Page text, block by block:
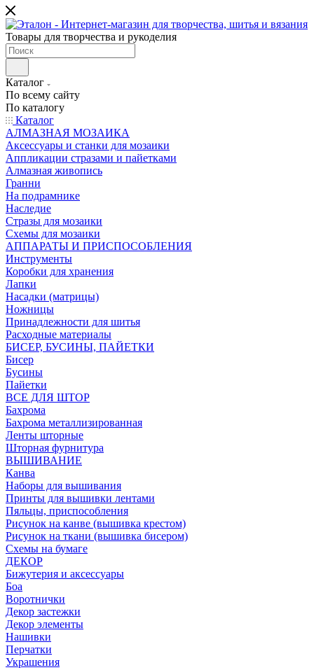
Товары для творчества и рукоделия
Каталог
По всему сайту
По каталогу
Каталог
АЛМАЗНАЯ МОЗАИКА
Аксессуары и станки для мозаики
Аппликации стразами и пайетками
Алмазная живопись
Гранни
На подрамнике
Наследие
Стразы для мозаики
Схемы для мозаики
АППАРАТЫ И ПРИСПОСОБЛЕНИЯ
Инструменты
Коробки для хранения
Лапки
Насадки (матрицы)
Ножницы
Принадлежности для шитья
Расходные материалы
БИСЕР, БУСИНЫ, ПАЙЕТКИ
Бисер
Бусины
Пайетки
ВСЕ ДЛЯ ШТОР
Бахрома
Бахрома металлизированная
Ленты шторные
Шторная фурнитура
ВЫШИВАНИЕ
Канва
Наборы для вышивания
Принты для вышивки лентами
Пяльцы, приспособления
Рисунок на канве (вышивка крестом)
Рисунок на ткани (вышивка бисером)
Схемы на бумаге
ДЕКОР
Бижутерия и аксессуары
Боа
Воротнички
Декор застежки
Декор элементы
Нашивки
Перчатки
Украшения